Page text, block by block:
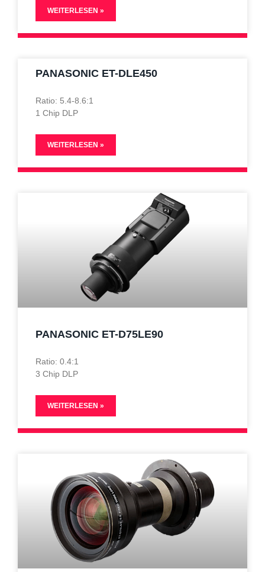
WEITERLESEN »
PANASONIC ET-DLE450
Ratio: 5.4-8.6:1
1 Chip DLP
WEITERLESEN »
PANASONIC ET-D75LE90
Ratio: 0.4:1
3 Chip DLP
WEITERLESEN »